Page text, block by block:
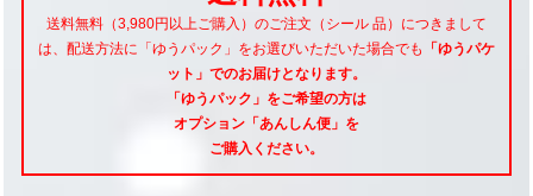
送料無料（3,980円以上ご購入）のご注文（シール 品）につきまして
は、配送方法に「ゆうパック」をお選びいただいた場合でも
「ゆうパケ
ット」でのお届けとなります。
「ゆうパック」をご希望の方は
オプション「あんしん便」 を
ご購入ください。